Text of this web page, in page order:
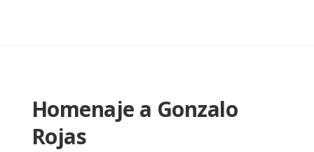
Homenaje a Gonzalo
Rojas